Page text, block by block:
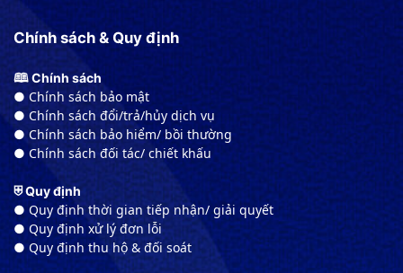
Chính sách & Quy định
🕮 Chính sách
● Chính sách bảo mật
● Chính sách đổi/trả/hủy dịch vụ
● Chính sách bảo hiểm/ bồi thường
● Chính sách đối tác/ chiết khấu
⛨ Quy định
● Quy định thời gian tiếp nhận/ giải quyết
● Quy định xử lý đơn lỗi
● Quy định thu hộ & đối soát